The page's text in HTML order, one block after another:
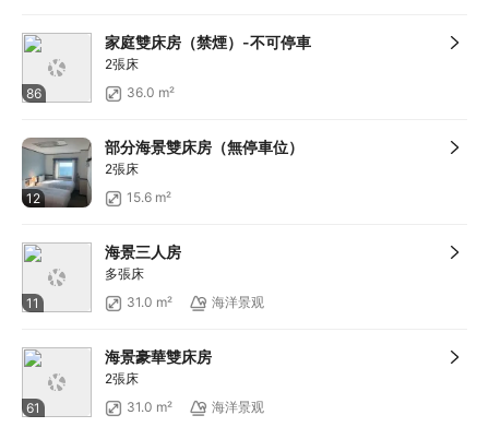
86
家庭雙床房（禁煙）-不可停車
2張床
36.0 m²
12
部分海景雙床房（無停車位）
2張床
15.6 m²
11
海景三人房
多張床
31.0 m²
海洋景观
61
海景豪華雙床房
2張床
31.0 m²
海洋景观